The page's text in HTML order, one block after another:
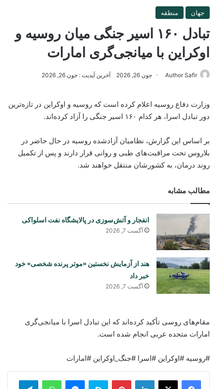
جهان منطقه
تبادل ۱۶۰ اسیر جنگی میان روسیه و
اوکراین با میانجی‌گری امارات
Author Safir جون 26, 2026 آخرین آپدیت : جون 26, 2026
وزارت دفاع روسیه اعلام کرده است که روسیه و اوکراین در تازه‌ترین
دور تبادل اسرا، هر کدام ۱۶۰ اسیر جنگی را آزاد کرده‌اند.
بر اساس این گزارش، نظامیان آزادشده روسیه در حال حاضر در
بلاروس تحت مراقبت‌های طبی و روانی قرار دارند و پس از تکمیل
روند درمان، به کشورشان منتقل خواهند شد.
مطالب مشابه
انفجار و آتش‌سوزی در پالایشگاه نفت اسلواکی
آگست 7, 2026
هند از آزمایش نخستین «موتر پرنده شخصی» خود
خبر داد
آگست 7, 2026
مقام‌های روسی تأکید کرده‌اند که این تبادل اسرا با میانجی‌گری
امارات متحده عربی انجام شده است.
#روسیه #اوکراین #اسرا #جنگ_اوکراین #امارات
LinkedIn
Pinterest
Skype
Messenger
WhatsApp